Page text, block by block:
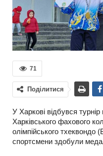
71
Поділитися
У Харкові відбувся
Харківського фахового
олімпійського тхеквондо
спортсмени здобули